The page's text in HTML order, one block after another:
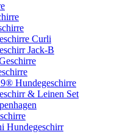
Curli
Jack-B
Hundegeschirre
& Leinen Set
Hundegeschirr